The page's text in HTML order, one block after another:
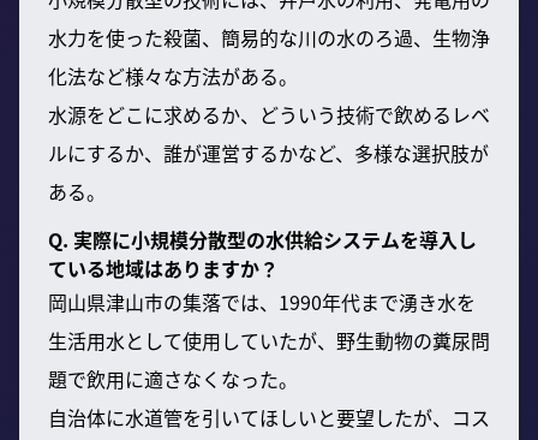
水力を使った殺菌、簡易的な川の水のろ過、生物浄
化法など様々な方法がある。
水源をどこに求めるか、どういう技術で飲めるレベ
ルにするか、誰が運営するかなど、多様な選択肢が
ある。
Q. 実際に小規模分散型の水供給システムを導入し
ている地域はありますか？
岡山県津山市の集落では、1990年代まで湧き水を
生活用水として使用していたが、野生動物の糞尿問
題で飲用に適さなくなった。
自治体に水道管を引いてほしいと要望したが、コス